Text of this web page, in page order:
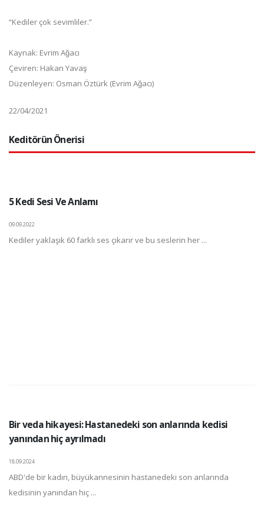
“Kediler çok sevimliler.”
Kaynak: Evrim Ağacı
Çeviren: Hakan Yavaş
Düzenleyen: Osman Öztürk (Evrim Ağacı)
22/04/2021
Keditörün Önerisi
5 Kedi Sesi Ve Anlamı
09.09.2022
Kediler yaklaşık 60 farklı ses çıkarır ve bu seslerin her ...
Bir veda hikayesi: Hastanedeki son anlarında kedisi
yanından hiç ayrılmadı
18.09.2024
ABD'de bir kadın, büyükannesinin hastanedeki son anlarında
kedisinin yanından hiç ...